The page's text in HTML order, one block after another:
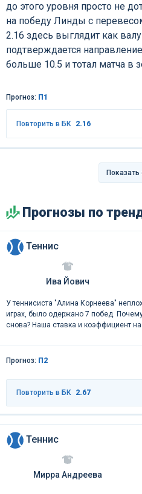
до этого уровня просто не
на победу Линды с
2.16 здесь выглядит как
подтверждается
больше 10.5 и тотал матча в
Прогноз: П1
Повторить в БК 2.16
Прогнозы по
Теннис
Ива Йович
У теннисиста "Алина Корнеева"
играх, было одержано 7 побед.
снова? Наша ставка и коэффициент
Прогноз: П2
Повторить в БК 2.67
Теннис
Мирра Андреева